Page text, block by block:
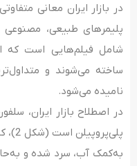
در بازار ایران معانی
پلیمرهای طبیعی،
شامل فیلم‌هایی است که
ساخته می‌شوند و
نامیده می‌شود.
در اصطلاح بازار ایران،
به‌کمک آب، سرد شده و